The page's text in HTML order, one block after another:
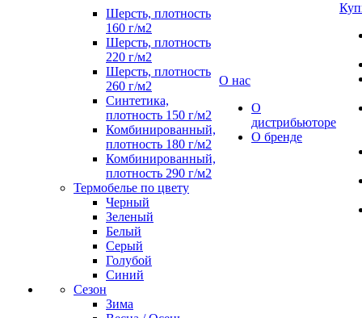
Шерсть, плотность
160 г/м2
Шерсть, плотность
220 г/м2
Шерсть, плотность
260 г/м2
Синтетика,
плотность 150 г/м2
Комбинированный,
плотность 180 г/м2
Комбинированный,
плотность 290 г/м2
Термобелье по цвету
Черный
Зеленый
Белый
Серый
Голубой
Синий
Сезон
Зима
О нас
О
дистрибьюторе
О бренде